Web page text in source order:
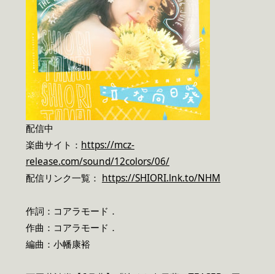
配信中
楽曲サイト： https://mcz-
release.com/sound/12colors/06/
配信リンク一覧： https://SHIORI.lnk.to/NHM
作詞：コアラモード．
作曲：コアラモード．
編曲：小幡康裕